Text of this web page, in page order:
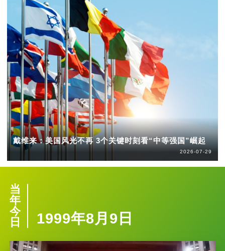
戴维来：美国风光不再 3个关键时刻看“中等强国”崛起
2026-07-29
当
年
今
日
1999年8月9日